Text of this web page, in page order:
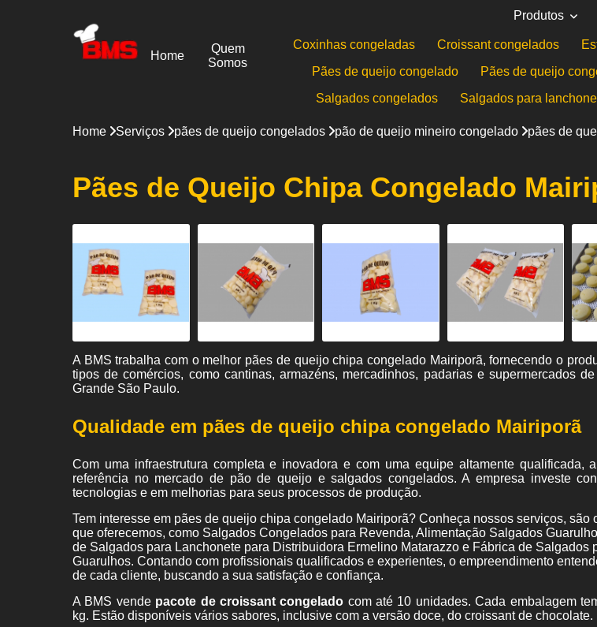
Home
Quem
Somos
Produtos
Coxinhas congeladas Croissant congelados
Pães de queijo congelado
Pães de queijo
Salgados congelados
Salgados para
Home Serviços pães de queijo congelados pão de queijo mineiro congelado pães de
Pães de Queijo Chipa Congelado
A BMS trabalha com o melhor pães de queijo chipa congelado Mairiporã, fornecendo o
tipos de comércios, como cantinas, armazéns, mercadinhos, padarias e supermercados
Grande São Paulo.
Qualidade em pães de queijo chipa congelado Mairiporã
Com uma infraestrutura completa e inovadora e com uma equipe altamente qualificada,
referência no mercado de pão de queijo e salgados congelados. A empresa investe
tecnologias e em melhorias para seus processos de produção.
Tem interesse em pães de queijo chipa congelado Mairiporã? Conheça nossos serviços, são
que oferecemos, como Salgados Congelados para Revenda, Alimentação Salgados
de Salgados para Lanchonete para Distribuidora Ermelino Matarazzo e Fábrica de Salgados
Guarulhos. Contando com profissionais qualificados e experientes, o empreendimento
de cada cliente, buscando a sua satisfação e confiança.
A BMS vende pacote de croissant congelado com até 10 unidades. Cada embalagem
kg. Estão disponíveis vários sabores, inclusive com a versão doce, do croissant de chocolate.